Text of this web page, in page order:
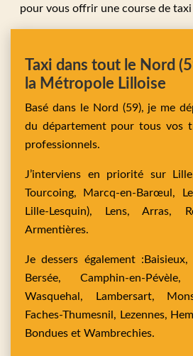
pour vous offrir une course de
Taxi dans tout le Nord
la Métropole Lilloise
Basé dans le Nord (59), je me
du département pour tous vos
professionnels.
J’interviens en priorité sur
Tourcoing,
Marcq-en-Barœul,
Lille-Lesquin), Lens,Arras,
Armentières.
Je dessers également : Baisieux,
Bersée, Camphin-en-
Wasquehal,
Lambersart,
Faches-Thumesnil, Lezennes,
Bondues et Wambrechies.